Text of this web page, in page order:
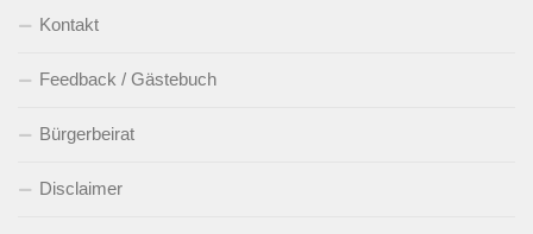
Kontakt
Feedback / Gästebuch
Bürgerbeirat
Disclaimer